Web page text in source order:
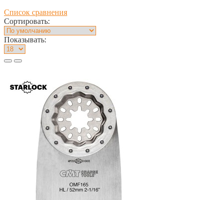
Список сравнения
Сортировать:
Показывать: